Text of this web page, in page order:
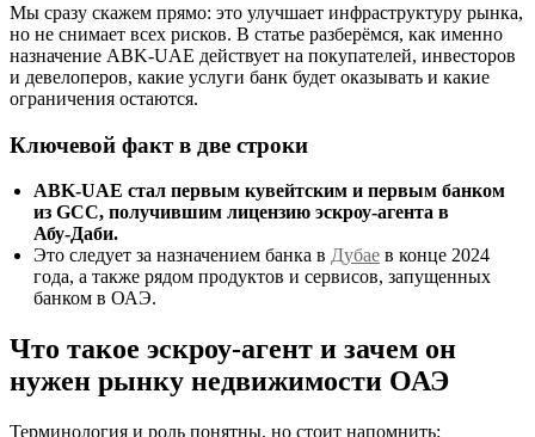
Мы сразу скажем прямо: это улучшает инфраструктуру рынка,
но не снимает всех рисков. В статье разберёмся, как именно
назначение ABK‑UAE действует на покупателей, инвесторов
и девелоперов, какие услуги банк будет оказывать и какие
ограничения остаются.
Ключевой факт в две строки
ABK‑UAE стал первым кувейтским и первым банком
из GCC, получившим лицензию эскроу‑агента в
Абу‑Даби.
Это следует за назначением банка в Дубае в конце 2024
года, а также рядом продуктов и сервисов, запущенных
банком в ОАЭ.
Что такое эскроу‑агент и зачем он
нужен рынку недвижимости ОАЭ
Терминология и роль понятны, но стоит напомнить: